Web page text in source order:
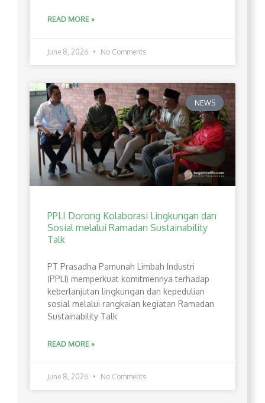
READ MORE »
June 8, 2026 No Comments
NEWS
PPLI Dorong Kolaborasi Lingkungan dan
Sosial melalui Ramadan Sustainability
Talk
PT Prasadha Pamunah Limbah Industri
(PPLI) memperkuat komitmennya terhadap
keberlanjutan lingkungan dan kepedulian
sosial melalui rangkaian kegiatan Ramadan
Sustainability Talk
READ MORE »
June 8, 2026 No Comments